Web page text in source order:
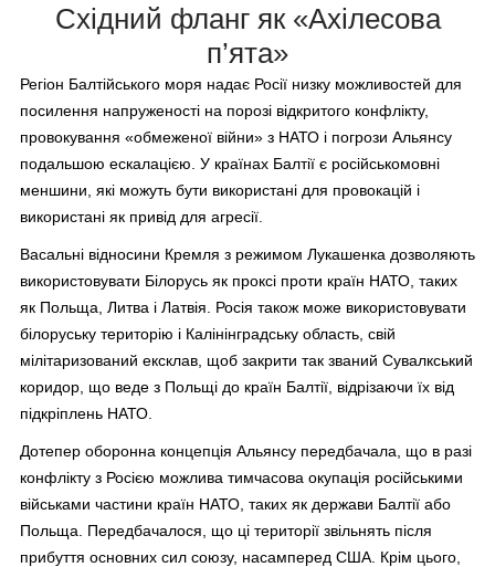
Cхідний фланг як «Ахілесова
п’ята»
Регіон Балтійського моря надає Росії низку можливостей для
посилення напруженості на порозі відкритого конфлікту,
провокування «обмеженої війни» з НАТО і погрози Альянсу
подальшою ескалацією. У країнах Балтії є російськомовні
меншини, які можуть бути використані для провокацій і
використані як привід для агресії.
Васальні відносини Кремля з режимом Лукашенка дозволяють
використовувати Білорусь як проксі проти країн НАТО, таких
як Польща, Литва і Латвія. Росія також може використовувати
білоруську територію і Калінінградську область, свій
мілітаризований ексклав, щоб закрити так званий Сувалкський
коридор, що веде з Польщі до країн Балтії, відрізаючи їх від
підкріплень НАТО.
Дотепер оборонна концепція Альянсу передбачала, що в разі
конфлікту з Росією можлива тимчасова окупація російськими
військами частини країн НАТО, таких як держави Балтії або
Польща. Передбачалося, що ці території звільнять після
прибуття основних сил союзу, насамперед США. Крім цього,